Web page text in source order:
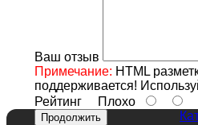
Ваш отзыв
Примечание: HTML
поддерживается!
Рейтинг Плохо
Продолжить